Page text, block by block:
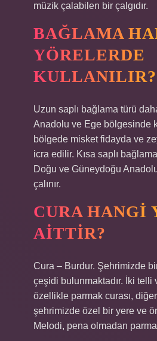
müzik çalabilen bir çalgıdır.
BAĞLAMA
YÖRELERDE
KULLANILIR?
Uzun saplı bağlama türü
Anadolu ve Ege bölgesinde
bölgede misket fidayda ve
icra edilir. Kısa saplı
Doğu ve Güneydoğu
çalınır.
CURA HANGI
AITTIR?
Cura – Burdur. Şehrimizde
çeşidi bulunmaktadır. İki telli
özellikle parmak curası,
şehrimizde özel bir yere ve
Melodi, pena olmadan